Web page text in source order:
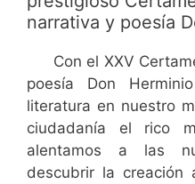
narrativa y poesía
Con el XXV
poesía Don
literatura en nuestro
ciudadanía el rico
alentamos a las
descubrir la creación